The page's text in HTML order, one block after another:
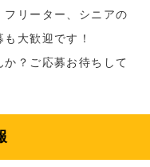
リーター、シニアの
大歓迎です！
？ご応募お待ちして